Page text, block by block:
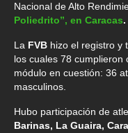
Nacional de Alto
Poliedrito”, en Caracas.
La FVB hizo el registro y
los cuales 78 cumplieron
módulo en cuestión: 36
masculinos.
Hubo participación de
Barinas, La Guaira,